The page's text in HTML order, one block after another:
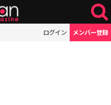
ログイン メンバー登録